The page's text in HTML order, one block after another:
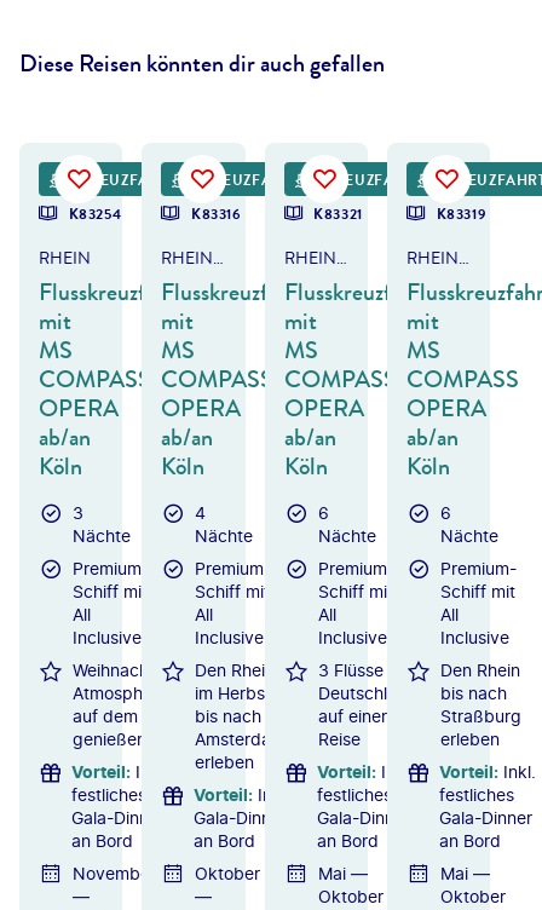
Diese Reisen könnten dir auch gefallen
KREUZFAHRT
K83254
RHEIN
Flusskreuzfahrt
mit
MS
COMPASS
OPERA
ab/an
Köln
3
Nächte
Premium-
Schiff mit
All
Inclusive
Weihnachtliche
Atmosphäre
auf dem Rhein
genießen
Vorteil: Inkl.
festliches
Gala-Dinner
an Bord
November
—
KREUZFAHRT
K83316
RHEIN - NIEDERLANDE
Flusskreuzfahrt
mit
MS
COMPASS
OPERA
ab/an
Köln
4
Nächte
Premium-
Schiff mit
All
Inclusive
Den Rhein
im Herbst
bis nach
Amsterdam
erleben
Vorteil: Inkl.
Gala-Dinner
an Bord
Oktober
—
KREUZFAHRT
K83321
RHEIN, MOSEL & SAAR
Flusskreuzfahrt
mit
MS
COMPASS
OPERA
ab/an
Köln
6
Nächte
Premium-
Schiff mit
All
Inclusive
3 Flüsse
Deutschlands
auf einer
Reise
Vorteil: Inkl.
festliches
Gala-Dinner
an Bord
Mai —
Oktober
K83319
RHEIN - DEUTSCHLAND & FRANKREICH
mit
MS
COMPASS
OPERA
ab/an
Köln
6
Nächte
Premium-
Schiff mit
All
Inclusive
Den Rhein
bis nach
Straßburg
erleben
Vorteil: Inkl.
festliches
Gala-Dinner
an Bord
Mai —
Oktober